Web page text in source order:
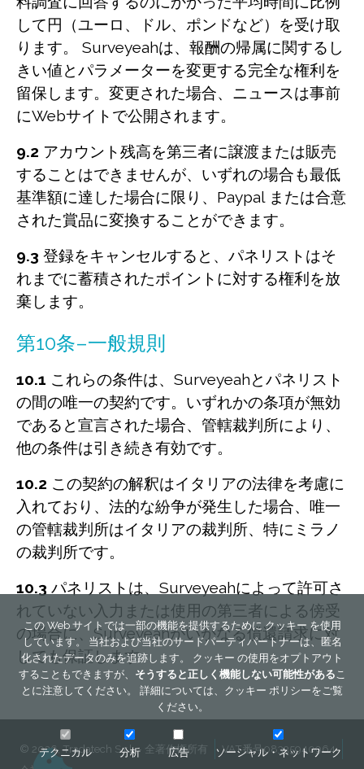
この Web サイトでは一部の機能を提供するために クッキー を使用
しています。 当社および当社のサードパーティパートナーは、匿名
化されたデータのみを追跡します。 クッキー の使用をオプトアウト
することもできますが、 そうすると正しく機能しない可能性がある こ
とに注意してください。 詳細については、 クッキー ポリシーをご覧
ください。
テクニカル 分析 広告 ソーシャル・ネットワーク
して円（ユーロ、ドル、ポンドなど）を受け取
ります。 Surveyeahは、報酬の帰属に関するし
きい値とパラメーターを変更する完全な権利を
留保します。変更された場合、ニュースは事前
にWebサイトで公開されます。
9.2 アカウント残高を第三者に譲渡または販売
することはできませんが、いずれの場合も最低
基準額に達した場合に限り、Paypal または合意
された賞品に変換することができます。
9.3 登録をキャンセルすると、パネリストはそ
れまでに蓄積されたポイントに対する権利を放
棄します。
第10条–一般規則
10.1 これらの条件は、Surveyeahとパネリスト
の間の唯一の契約です。いずれかの条項が無効
であると宣言された場合、管轄裁判所により、
他の条件は引き続き有効です。
10.2 この契約の解釈はイタリアの法律を考慮に
入れており、法的な紛争が発生した場合、唯一
の管轄裁判所はイタリアの裁判所、特にミラノ
の裁判所です。
10.3 パネリストは、Surveyeahによって許可さ
れていない入力または使用の第三者による傍受
の場合に、Surveyeahがいかなる償還請求に対
しても保証します
© 2026, Tradatech S.r.l. - 全著作権所有
VAT番号08335940964